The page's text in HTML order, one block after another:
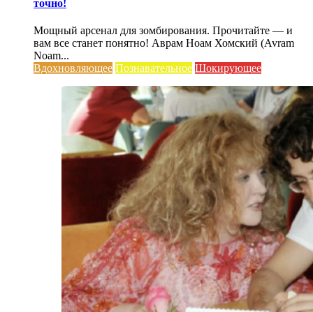
точно!
Мощный арсенал для зомбирования. Прочитайте — и
вам все станет понятно! Аврам Ноам Хомский (Avram
Noam...
Вдохновляющее Познавательное Шокирующее